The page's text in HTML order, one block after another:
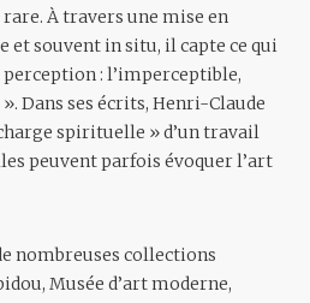
À travers une mise en
souvent in situ, il capte ce qui
perception : l’imperceptible,
Dans ses écrits, Henri-Claude
spirituelle » d’un travail
peuvent parfois évoquer l’art
nombreuses collections
Musée d’art moderne,